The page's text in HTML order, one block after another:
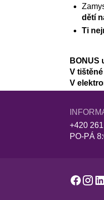
dětí
Ti
BONUS
V
V
+420
PO-PÁ